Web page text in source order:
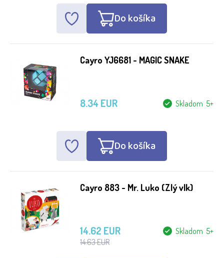
Do košíka
Cayro YJ6681 - MAGIC SNAKE
Skladom 5+
8.34 EUR
Do košíka
Cayro 883 - Mr. Luko (Zlý vlk)
Skladom 5+
14.62 EUR
14.63 EUR